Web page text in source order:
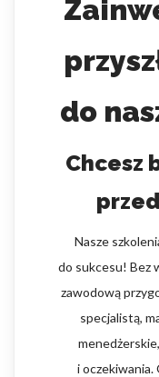
do
Chcesz
Nasze
do sukcesu! Bez
zawodową
specjalistą,
i